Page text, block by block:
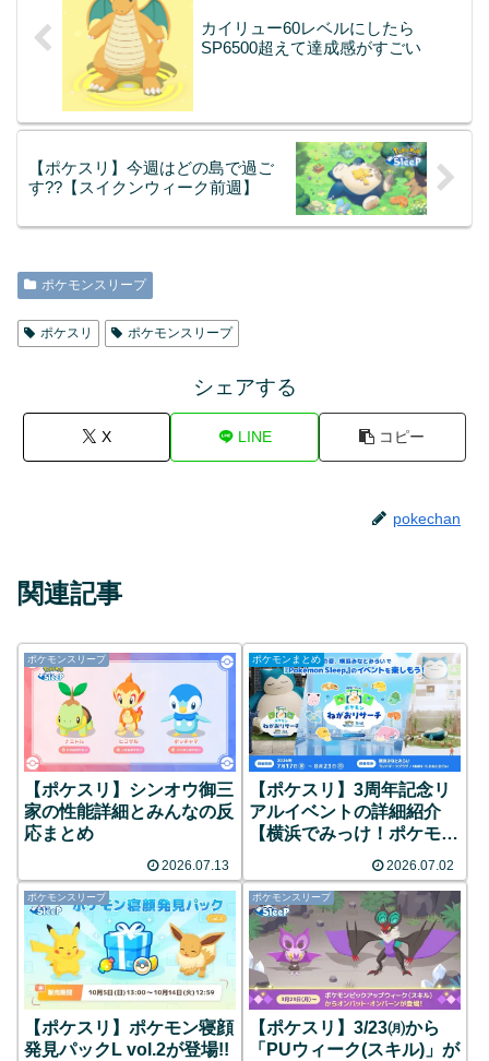
カイリュー60レベルにしたら
SP6500超えて達成感がすごい
【ポケスリ】今週はどの島で過ご
す??【スイクンウィーク前週】
ポケモンスリープ
ポケスリ ポケモンスリープ
シェアする
X LINE コピー
pokechan
関連記事
ポケモンスリープ
【ポケスリ】シンオウ御三
家の性能詳細とみんなの反
応まとめ
2026.07.13
ポケモンまとめ
【ポケスリ】3周年記念リ
アルイベントの詳細紹介
【横浜でみっけ！ポケモン
ねがおリサーチ】
2026.07.02
ポケモンスリープ
【ポケスリ】ポケモン寝顔
発見パックL vol.2が登場!!
ポケモンスリープ
【ポケスリ】3/23㈪から
「PUウィーク(スキル)」が